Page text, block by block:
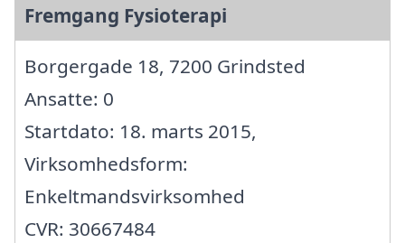
Fremgang Fysioterapi
Borgergade 18, 7200 Grindsted
Ansatte: 0
Startdato: 18. marts 2015,
Virksomhedsform:
Enkeltmandsvirksomhed
CVR: 30667484